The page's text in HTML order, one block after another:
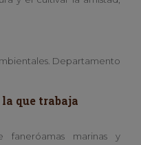
Departamento
que trabaja
faneróamas marinas y